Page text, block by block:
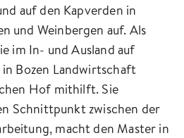
auf den Kapverden in
und Weinbergen auf. Als
im In- und Ausland auf
Bozen Landwirtschaft
Hof mithilft. Sie
Schnittpunkt zwischen der
macht den Master in